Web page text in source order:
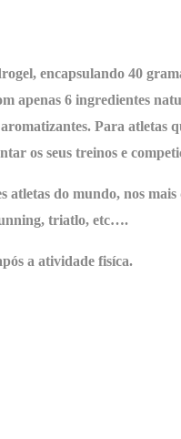
encapsulando 40
apenas 6 ingredientes
Para atletas
os seus treinos e
atletas do mundo, nos mais
triatlo, etc….
a atividade fisíca.